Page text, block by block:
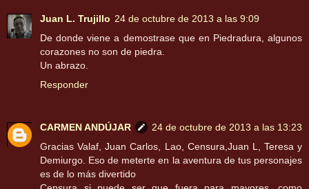
Juan L. Trujillo 24 de octubre de 2013 a las 9:09
De donde viene a demostrase que en Piedradura, algunos
corazones no son de piedra.
Un abrazo.
Responder
CARMEN ANDÚJAR
24 de octubre de 2013 a las 13:23
Gracias Valaf, Juan Carlos, Lao, Censura,Juan L, Teresa y
Demiurgo. Eso de meterte en la aventura de tus personajes
es de lo más divertido